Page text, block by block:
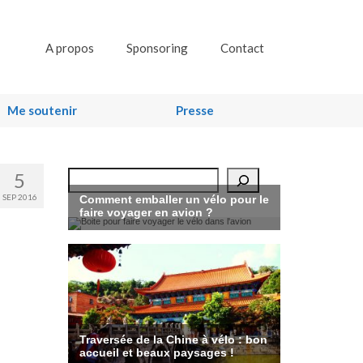
A propos Sponsoring Contact
Me soutenir Presse
5
SEP 2016